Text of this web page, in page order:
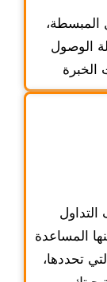
المبسطة،
الوصول
المساعدة
تحددها،